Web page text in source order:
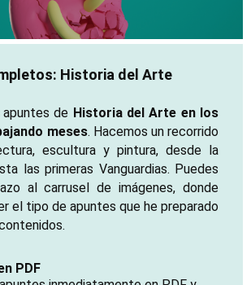
Historia del Arte
de Historia del Arte en los
meses. Hacemos un recorrido
escultura y pintura, desde la
las primeras Vanguardias. Puedes
al carrusel de imágenes, donde
el tipo de apuntes que he preparado
PDF